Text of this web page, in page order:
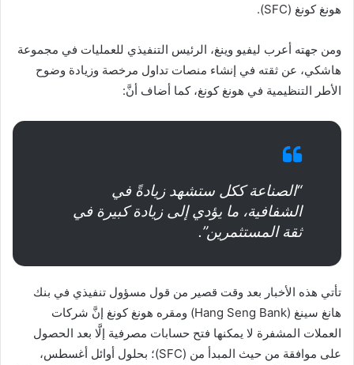
هونغ كونغ (SFC).
ومن جهته أعرب ليفيو وينغ، الرئيس التنفيذي للعمليات في مجموعة
هاشكي، عن ثقته في إنشاء منصات تداول مرخصة وزيادة وضوح
الأطر التنظيمية في هونغ كونغ، كما أضاف أنَّ:
“الصناعة ككل ستشهد زيادةً في
الشفافية، ما يؤدي إلى زيادة كبيرة في
ثقة المستثمرين”.
تأتي هذه الأخبار بعد وقت قصير من قول مسؤول تنفيذي في بنك
هانغ سينغ (Hang Seng Bank) ومقره هونغ كونغ إنَّ شركات
العملات المشفرة لا يمكنها فتح حسابات مصرفية إلَّا بعد الحصول
على موافقة من حيث المبدأ من (SFC)؛ بحلول أوائل أغسطس،